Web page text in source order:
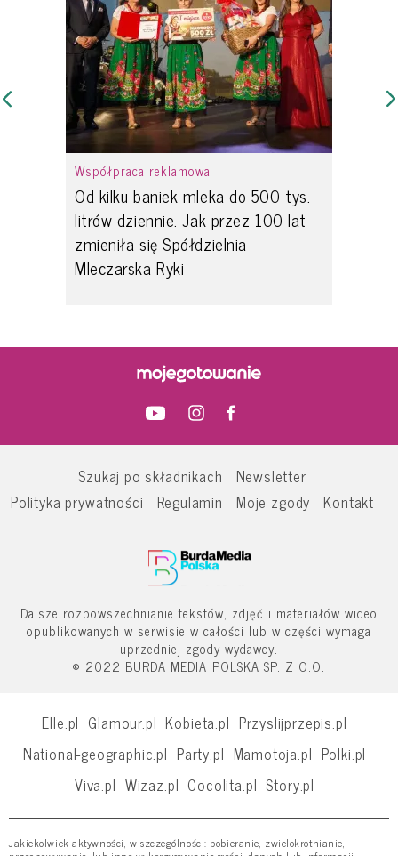
Współpraca reklamowa
Od kilku baniek mleka do 500 tys.
litrów dziennie. Jak przez 100 lat
zmieniła się Spółdzielnia
Mleczarska Ryki
Szukaj po składnikach
Newsletter
Polityka prywatności
Regulamin Moje zgody Kontakt
Dalsze rozpowszechnianie tekstów, zdjęć i materiałów wideo
opublikowanych w serwisie w całości lub w części wymaga
uprzedniej zgody wydawcy.
© 2022 BURDA MEDIA POLSKA SP. Z O.O.
Elle.pl Glamour.pl Kobieta.pl Przyslijprzepis.pl
National-geographic.pl Party.pl Mamotoja.pl Polki.pl
Viva.pl Wizaz.pl Cocolita.pl Story.pl
Jakiekolwiek aktywności, w szczególności: pobieranie, zwielokrotnianie,